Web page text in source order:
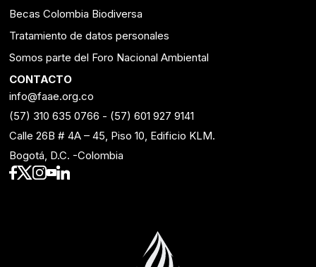
Becas Colombia Biodiversa
Tratamiento de datos personales
Somos parte del Foro Nacional Ambiental
CONTACTO
info@faae.org.co
(57) 310 635 0766 - (57) 601 927 9141
Calle 26B # 4A – 45, Piso 10, Edificio KLM.
Bogotá, D.C. -Colombia